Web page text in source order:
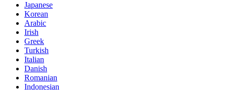
Japanese
Korean
Arabic
Irish
Greek
Turkish
Italian
Danish
Romanian
Indonesian